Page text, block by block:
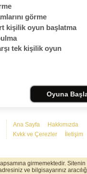
görme
kişilik oyun başlatma
tek kişilik oyun
Oyuna
Ana Sayfa
Hakkımızda
Kvkk ve Çerezler
İletişim
girmemektedir.
ve bilgisayarınız